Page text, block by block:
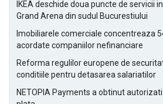
IKEA deschide doua puncte de servicii
Grand Arena din sudul Bucurestiului
Imobiliarele comerciale concentreaza
acordate companiilor nefinanciare
Reforma regulilor europene de
conditiile pentru detasarea salariatilor
NETOPIA Payments a obtinut